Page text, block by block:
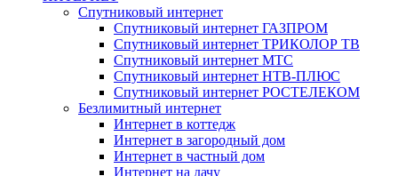
Спутниковый интернет
Спутниковый интернет ГАЗПРОМ
Спутниковый интернет ТРИКОЛОР ТВ
Спутниковый интернет МТС
Спутниковый интернет НТВ-ПЛЮС
Спутниковый интернет РОСТЕЛЕКОМ
Безлимитный интернет
Интернет в коттедж
Интернет в загородный дом
Интернет в частный дом
Интернет на дачу